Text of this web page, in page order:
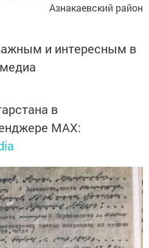
Азнакаевский район
и интересным в
в
MАХ: